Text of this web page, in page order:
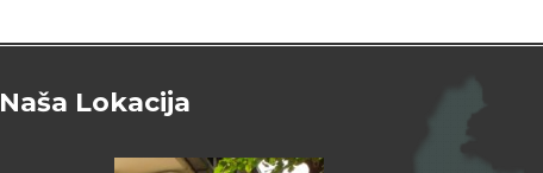
Naša Lokacija